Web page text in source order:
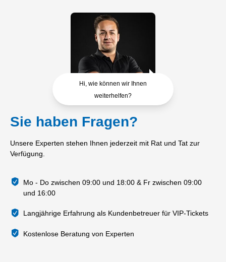
Hi, wie können wir Ihnen
weiterhelfen?
Sie haben Fragen?
Unsere Experten stehen Ihnen jederzeit mit Rat und Tat zur
Verfügung.
Mo - Do zwischen 09:00 und 18:00 & Fr zwischen 09:00
und 16:00
Langjährige Erfahrung als Kundenbetreuer für VIP-Tickets
Kostenlose Beratung von Experten